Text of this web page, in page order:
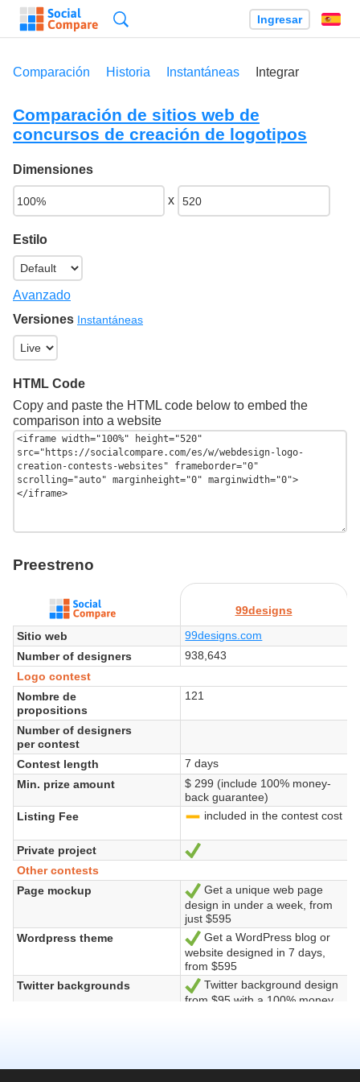
Ingresar
Comparación Historia Instantáneas Integrar
Comparación de sitios web de
concursos de creación de logotipos
Dimensiones
x
Estilo
Avanzado
Versiones Instantáneas
HTML Code
Copy and paste the HTML code below to embed the
comparison into a website
Preestreno